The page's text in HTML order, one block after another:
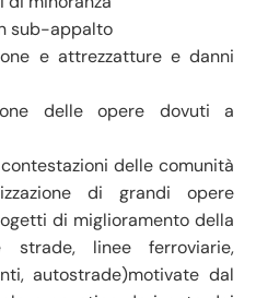
sub-appalto
e attrezzatture e danni
delle opere dovuti a
delle comunità
di grandi opere
di miglioramento della
strade, linee ferroviarie,
autostrade)motivate dal